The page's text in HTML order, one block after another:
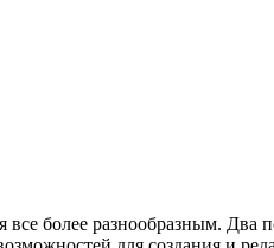
более разнообразным. Два